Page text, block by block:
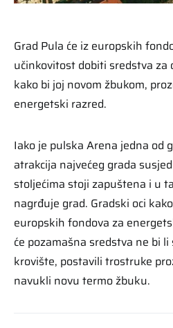
Grad Pula će iz europskih
učinkovitost dobiti sredstva za
kako bi joj novom žbukom,
energetski razred.
Iako je pulska Arena jedna od
atrakcija najvećeg grada
stoljećima stoji zapuštena i u
nagrđuje grad. Gradski oci
europskih fondova za
će pozamašna sredstva ne bi
krovište, postavili trostruke
navukli novu termo žbuku.